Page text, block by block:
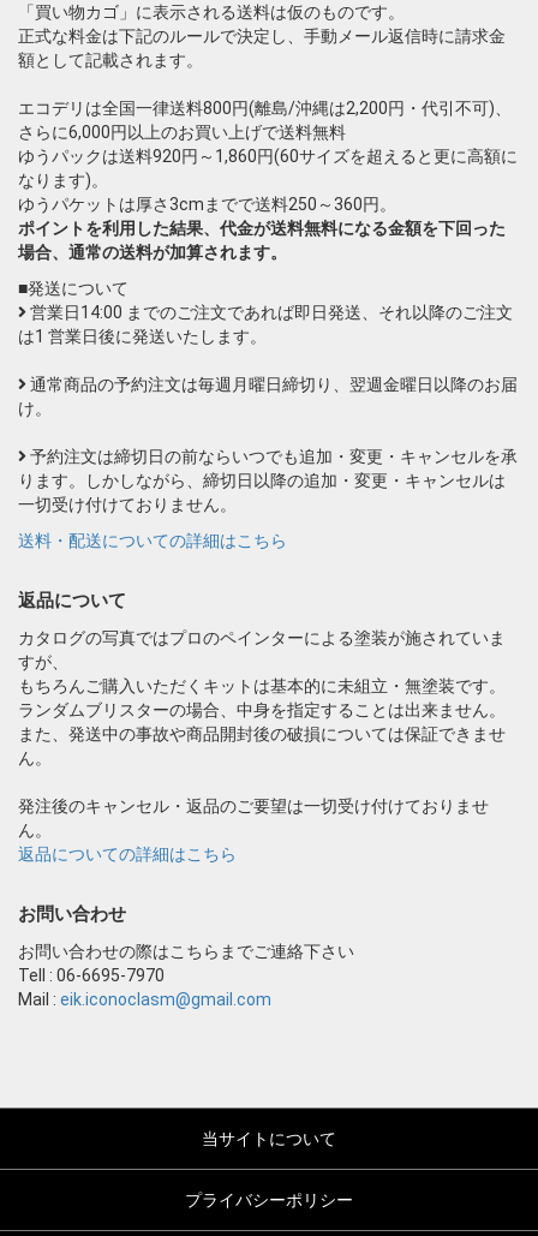
「買い物カゴ」に表示される送料は仮のものです。
正式な料金は下記のルールで決定し、手動メール返信時に請求金
額として記載されます。
エコデリは全国一律送料800円(離島/沖縄は2,200円・代引不可)、
さらに6,000円以上のお買い上げで送料無料
ゆうパックは送料920円～1,860円(60サイズを超えると更に高額に
なります)。
ゆうパケットは厚さ3cmまでで送料250～360円。
ポイントを利用した結果、代金が送料無料になる金額を下回った
場合、通常の送料が加算されます。
■発送について
営業日14:00 までのご注文であれば即日発送、それ以降のご注文
は1 営業日後に発送いたします。
通常商品の予約注文は毎週月曜日締切り、翌週金曜日以降のお届
け。
予約注文は締切日の前ならいつでも追加・変更・キャンセルを承
ります。しかしながら、締切日以降の追加・変更・キャンセルは
一切受け付けておりません。
送料・配送についての詳細はこちら
返品について
カタログの写真ではプロのペインターによる塗装が施されていま
すが、
もちろんご購入いただくキットは基本的に未組立・無塗装です。
ランダムブリスターの場合、中身を指定することは出来ません。
また、発送中の事故や商品開封後の破損については保証できませ
ん。
発注後のキャンセル・返品のご要望は一切受け付けておりませ
ん。
返品についての詳細はこちら
お問い合わせ
お問い合わせの際はこちらまでご連絡下さい
Tell : 06-6695-7970
Mail : eik.iconoclasm@gmail.com
当サイトについて
プライバシーポリシー